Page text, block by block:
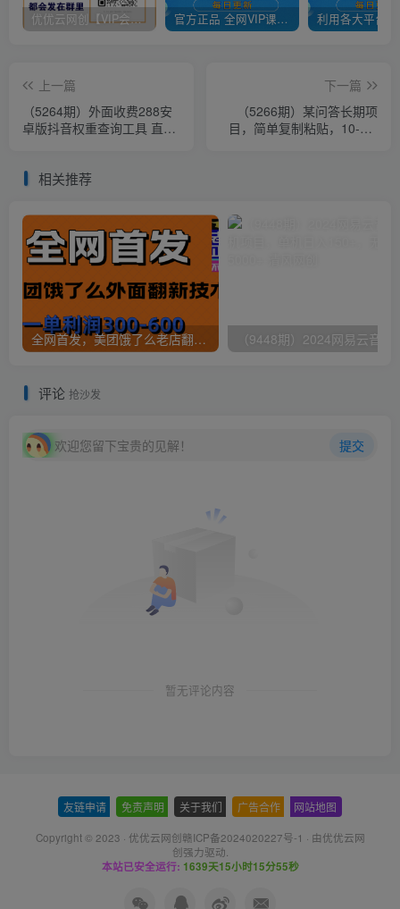
优优云网创【VIP会员专属交流群】 官方正品 全网VIP课程 无损下载~
上一篇
（5264期）外面收费288安
卓版抖音权重查询工具 直播
下一篇
（5266期）某问答长期项
目，简单复制粘贴，10-20/
相关推荐
全网首发，美团饿了么老店翻新最新技术，一单利润300-600
评论 抢沙发
欢迎您留下宝贵的见解！ 提交
暂无评论内容
友链申请 免责声明 关于我们 广告合作 网站地图
Copyright © 2023 · 优优云网创赣ICP备2024020227号-1 · 由优优云网
创强力驱动.
本站已安全运行: 1639天15小时15分55秒